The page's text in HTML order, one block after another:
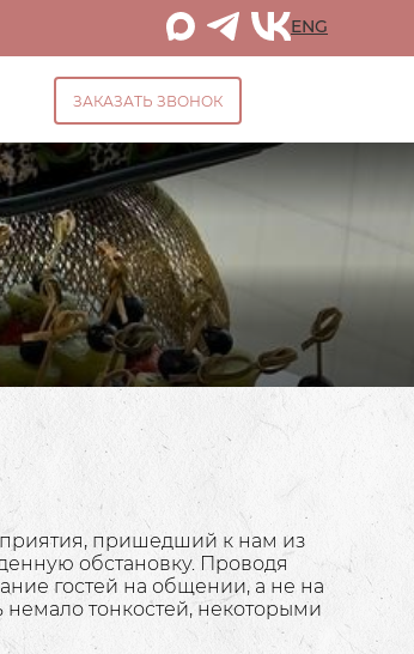
ENG
ЗАКАЗАТЬ ЗВОНОК
пришедший к нам из
обстановку. Проводя
гостей на общении, а не на
немало тонкостей, некоторыми